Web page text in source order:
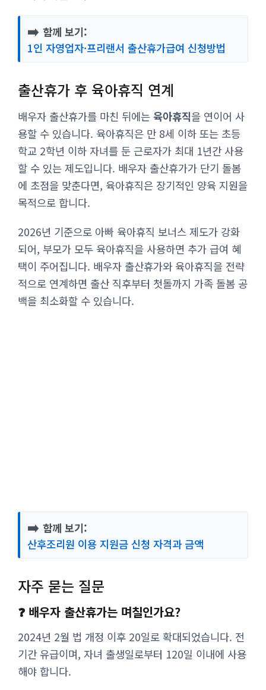
➡️ 함께 보기:
1인 자영업자·프리랜서 출산휴가급여 신청방법
출산휴가 후 육아휴직 연계
배우자 출산휴가를 마친 뒤에는 육아휴직을 연이어 사
용할 수 있습니다. 육아휴직은 만 8세 이하 또는 초등
학교 2학년 이하 자녀를 둔 근로자가 최대 1년간 사용
할 수 있는 제도입니다. 배우자 출산휴가가 단기 돌봄
에 초점을 맞춘다면, 육아휴직은 장기적인 양육 지원을
목적으로 합니다.
2026년 기준으로 아빠 육아휴직 보너스 제도가 강화
되어, 부모가 모두 육아휴직을 사용하면 추가 급여 혜
택이 주어집니다. 배우자 출산휴가와 육아휴직을 전략
적으로 연계하면 출산 직후부터 첫돌까지 가족 돌봄 공
백을 최소화할 수 있습니다.
➡️ 함께 보기:
산후조리원 이용 지원금 신청 자격과 금액
자주 묻는 질문
❓ 배우자 출산휴가는 며칠인가요?
2024년 2월 법 개정 이후 20일로 확대되었습니다. 전
기간 유급이며, 자녀 출생일로부터 120일 이내에 사용
해야 합니다.